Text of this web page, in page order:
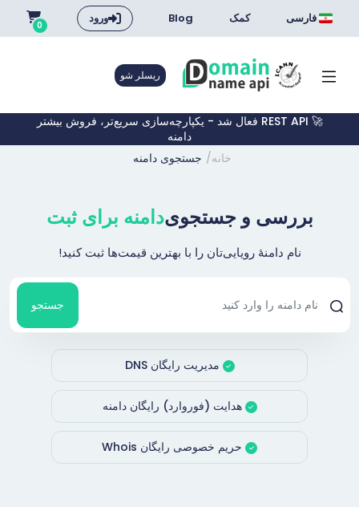
فارسی کمک Blog ورود 0
ریسلر شو
🚀 REST API فعال شد - یکپارچه‌سازی سریع‌تر، فروش بیشتر
دامنه
خانه
جستجوی دامنه
بررسی و جستجویدامنه برای ثبت
نام دامنهٔ رویایی‌تان را با بهترین قیمت‌ها ثبت کنید!
جستجو
مدیریت رایگان DNS
هدایت (فوروارد) رایگان دامنه
حریم خصوصی رایگان Whois